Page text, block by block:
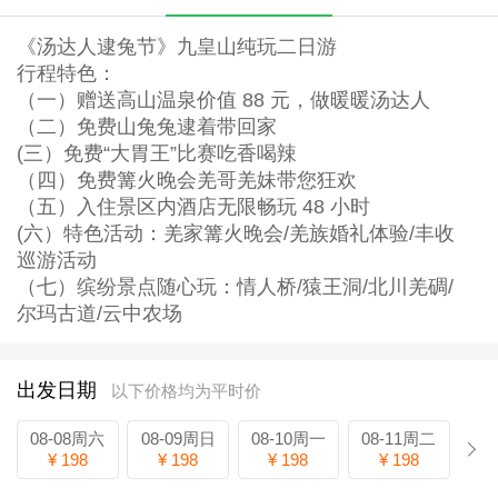
《汤达人逮兔节》九皇山纯玩二日游
行程特色：
（一）赠送高山温泉价值 88 元，做暖暖汤达人
（二）免费山兔兔逮着带回家
(三）免费“大胃王”比赛吃香喝辣
（四）免费篝火晚会羌哥羌妹带您狂欢
（五）入住景区内酒店无限畅玩 48 小时
(六）特色活动：羌家篝火晚会/羌族婚礼体验/丰收
巡游活动
（七）缤纷景点随心玩：情人桥/猿王洞/北川羌碉/
尔玛古道/云中农场
出发日期 以下价格均为平时价
08-08周六
¥ 198
08-09周日
¥ 198
08-10周一
¥ 198
08-11周二
¥ 198